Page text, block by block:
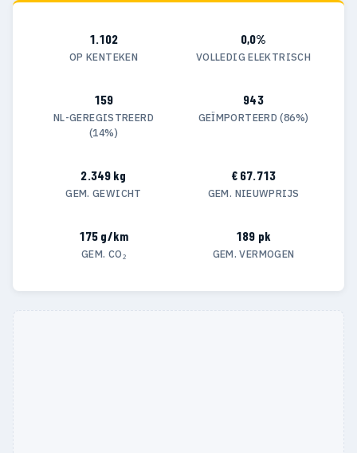
1.102
OP KENTEKEN
0,0%
VOLLEDIG ELEKTRISCH
159
NL-GEREGISTREERD
(14%)
943
GEÏMPORTEERD (86%)
2.349 kg
GEM. GEWICHT
€ 67.713
GEM. NIEUWPRIJS
175 g/km
GEM. CO₂
189 pk
GEM. VERMOGEN